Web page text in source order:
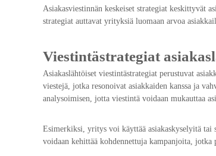
Asiakasviestinnän keskeiset strategiat keskittyvät
strategiat auttavat yrityksiä luomaan arvoa
Viestintästrategiat
Asiakaslähtöiset viestintästrategiat perustuvat
viestejä, jotka resonoivat asiakkaiden kanssa ja
analysoimisen, jotta viestintä voidaan mukauttaa
Esimerkiksi, yritys voi käyttää asiakaskyselyitä tai
voidaan kehittää kohdennettuja kampanjoita,